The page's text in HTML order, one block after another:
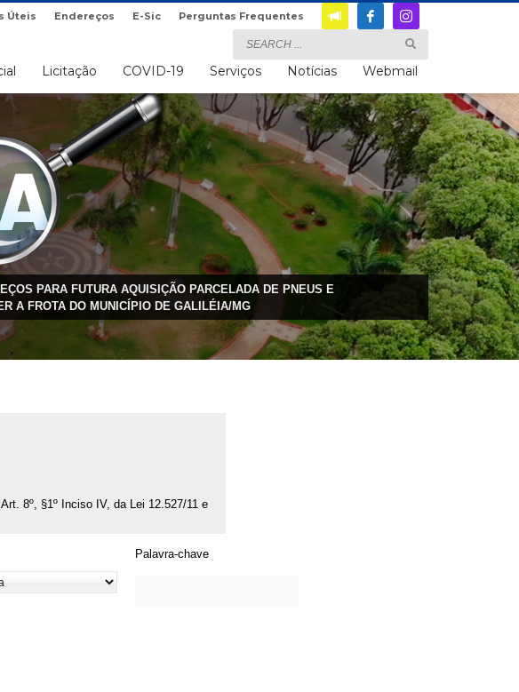
Úteis Endereços E-Sic Perguntas Frequentes
Licitação COVID-19 Serviços Notícias Webmail
PARA FUTURA AQUISIÇÃO PARCELADA DE PNEUS E
A FROTA DO MUNICÍPIO DE GALILÉIA/MG
8º, §1º Inciso IV, da Lei 12.527/11 e
Palavra-chave